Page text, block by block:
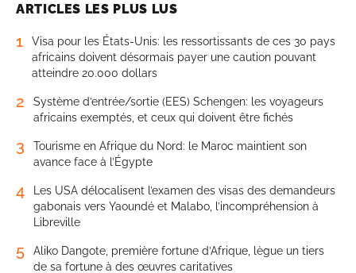
ARTICLES LES PLUS LUS
1
Visa pour les États-Unis: les ressortissants de ces 30 pays
africains doivent désormais payer une caution pouvant
atteindre 20.000 dollars
2
Système d’entrée/sortie (EES) Schengen: les voyageurs
africains exemptés, et ceux qui doivent être fichés
3
Tourisme en Afrique du Nord: le Maroc maintient son
avance face à l’Égypte
4
Les USA délocalisent l’examen des visas des demandeurs
gabonais vers Yaoundé et Malabo, l’incompréhension à
Libreville
5
Aliko Dangote, première fortune d’Afrique, lègue un tiers
de sa fortune à des œuvres caritatives